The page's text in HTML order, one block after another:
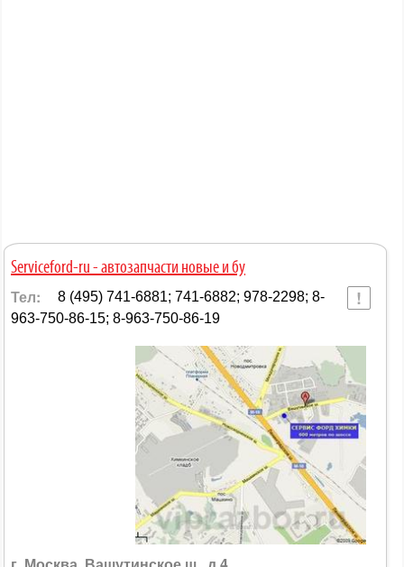
Serviceford-ru - автозапчасти новые и бу
Тел:
8 (495) 741-6881; 741-6882; 978-2298; 8-
963-750-86-15; 8-963-750-86-19